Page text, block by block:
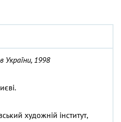
України, 1998
художній інститут,